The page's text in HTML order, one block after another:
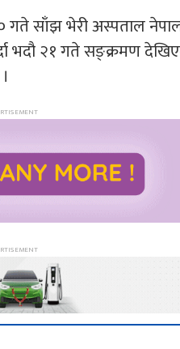
साँझ भेरी अस्पताल
भदौ २१ गते सङ्क्रमण